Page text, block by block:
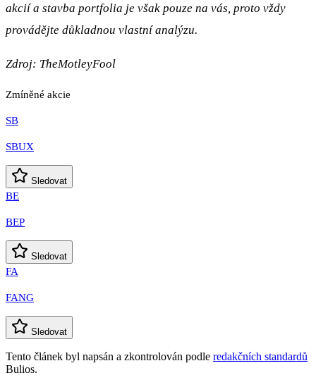
akcií a stavba portfolia je však pouze na vás, proto vždy
provádějte důkladnou vlastní analýzu.
Zdroj: TheMotleyFool
Zmíněné akcie
SB
SBUX
Sledovat
BE
BEP
Sledovat
FA
FANG
Sledovat
Tento článek byl napsán a zkontrolován podle redakčních standardů
Bulios.